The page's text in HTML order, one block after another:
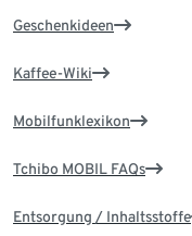
Geschenkideen
Kaffee-Wiki
Mobilfunklexikon
Tchibo MOBIL FAQs
Entsorgung / Inhaltsstoffe